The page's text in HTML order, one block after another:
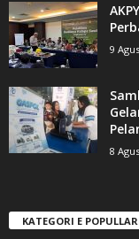
9
8
KATEGORI E